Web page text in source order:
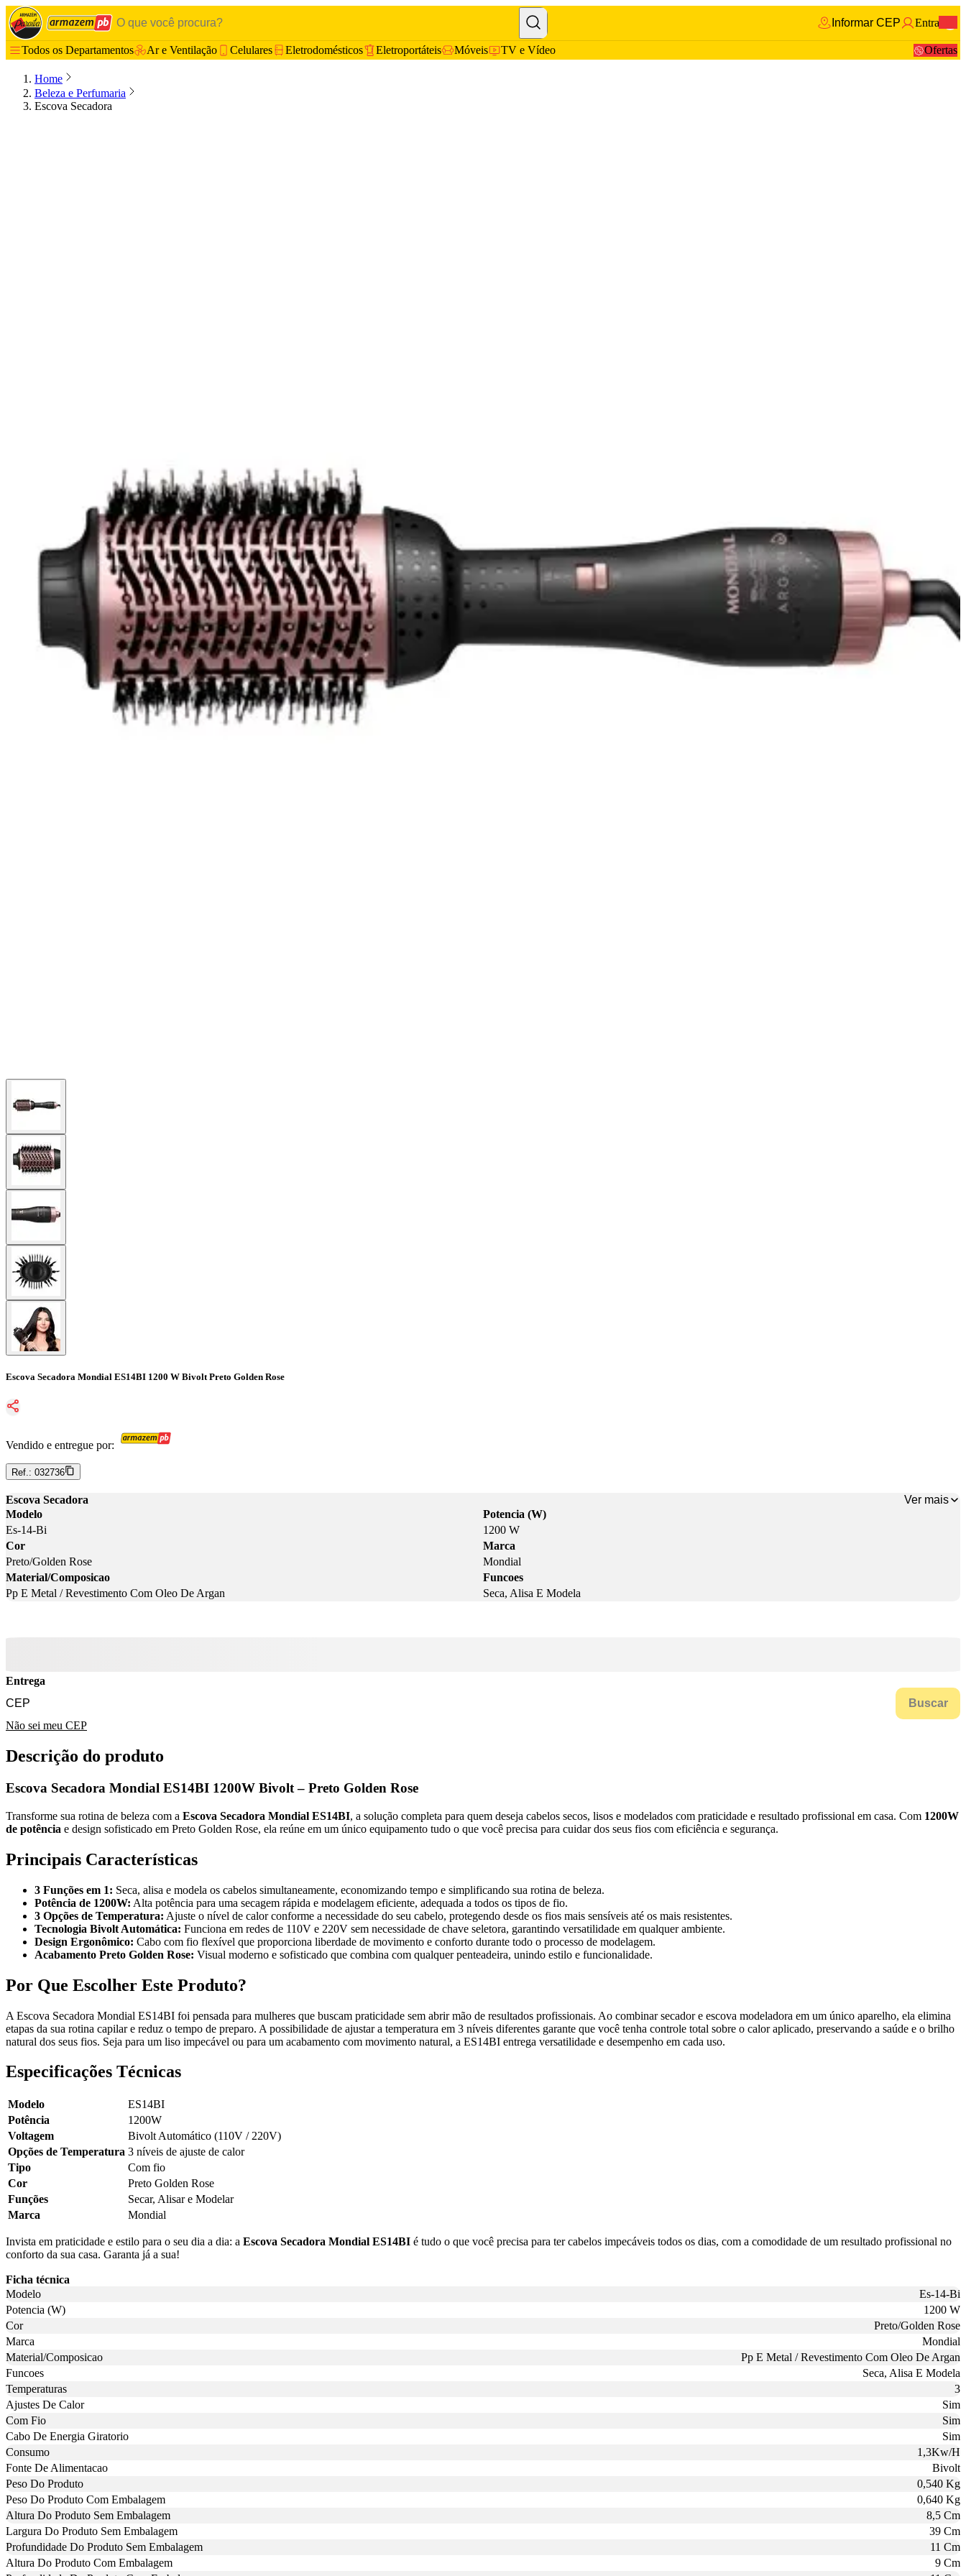
Informar CEP Entrar
Todos os Departamentos Ar e Ventilação Celulares Eletrodomésticos Eletroportáteis Móveis TV e Vídeo Ofertas
Home
Beleza e Perfumaria
Escova Secadora
Escova Secadora Mondial ES14BI 1200 W Bivolt Preto Golden Rose
Vendido e entregue por:
Ref.: 032736
Escova Secadora
Ver mais
Modelo
Es-14-Bi
Potencia (W)
1200 W
Cor
Preto/Golden Rose
Marca
Mondial
Material/Composicao
Pp E Metal / Revestimento Com Oleo De Argan
Funcoes
Seca, Alisa E Modela
Entrega
Buscar
Não sei meu CEP
Descrição do produto
Escova Secadora Mondial ES14BI 1200W Bivolt – Preto Golden Rose
Transforme sua rotina de beleza com a Escova Secadora Mondial ES14BI, a solução completa para quem deseja cabelos secos, lisos e modelados com praticidade e resultado profissional em casa. Com 1200W
de potência e design sofisticado em Preto Golden Rose, ela reúne em um único equipamento tudo o que você precisa para cuidar dos seus fios com eficiência e segurança.
Principais Características
3 Funções em 1: Seca, alisa e modela os cabelos simultaneamente, economizando tempo e simplificando sua rotina de beleza.
Potência de 1200W: Alta potência para uma secagem rápida e modelagem eficiente, adequada a todos os tipos de fio.
3 Opções de Temperatura: Ajuste o nível de calor conforme a necessidade do seu cabelo, protegendo desde os fios mais sensíveis até os mais resistentes.
Tecnologia Bivolt Automática: Funciona em redes de 110V e 220V sem necessidade de chave seletora, garantindo versatilidade em qualquer ambiente.
Design Ergonômico: Cabo com fio flexível que proporciona liberdade de movimento e conforto durante todo o processo de modelagem.
Acabamento Preto Golden Rose: Visual moderno e sofisticado que combina com qualquer penteadeira, unindo estilo e funcionalidade.
Por Que Escolher Este Produto?
A Escova Secadora Mondial ES14BI foi pensada para mulheres que buscam praticidade sem abrir mão de resultados profissionais. Ao combinar secador e escova modeladora em um único aparelho, ela elimina
etapas da sua rotina capilar e reduz o tempo de preparo. A possibilidade de ajustar a temperatura em 3 níveis diferentes garante que você tenha controle total sobre o calor aplicado, preservando a saúde e o brilho
natural dos seus fios. Seja para um liso impecável ou para um acabamento com movimento natural, a ES14BI entrega versatilidade e desempenho em cada uso.
Especificações Técnicas
Modelo
ES14BI
Potência
1200W
Voltagem
Bivolt Automático (110V / 220V)
Opções de Temperatura 3 níveis de ajuste de calor
Tipo
Com fio
Cor
Preto Golden Rose
Funções
Secar, Alisar e Modelar
Marca
Mondial
Invista em praticidade e estilo para o seu dia a dia: a Escova Secadora Mondial ES14BI é tudo o que você precisa para ter cabelos impecáveis todos os dias, com a comodidade de um resultado profissional no
conforto da sua casa. Garanta já a sua!
Ficha técnica
Modelo
Es-14-Bi
Potencia (W)
1200 W
Cor
Preto/Golden Rose
Marca
Mondial
Material/Composicao
Pp E Metal / Revestimento Com Oleo De Argan
Funcoes
Seca, Alisa E Modela
Temperaturas
3
Ajustes De Calor
Sim
Com Fio
Sim
Cabo De Energia Giratorio
Sim
Consumo
1,3Kw/H
Fonte De Alimentacao
Bivolt
Peso Do Produto
0,540 Kg
Peso Do Produto Com Embalagem
0,640 Kg
Altura Do Produto Sem Embalagem
8,5 Cm
Largura Do Produto Sem Embalagem
39 Cm
Profundidade Do Produto Sem Embalagem
11 Cm
Altura Do Produto Com Embalagem
9 Cm